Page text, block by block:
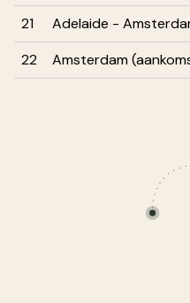
21
Adelaide -
22
Amsterdam